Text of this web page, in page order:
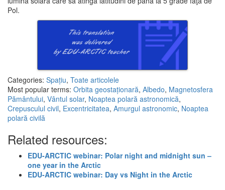
Pol.
Categories: Spațiu, Toate articolele
Most popular terms: Orbita geostaționară, Albedo, Magnetosfera
Pământului, Vântul solar, Noaptea polară astronomică,
Crepusculul civil, Excentricitatea, Amurgul astronomic, Noaptea
polară civilă
Related resources:
EDU-ARCTIC webinar: Polar night and midnight sun –
one year in the Arctic
EDU-ARCTIC webinar: Day vs Night in the Arctic